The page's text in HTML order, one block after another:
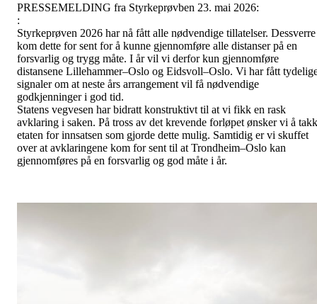
PRESSEMELDING fra Styrkeprøvben 23. mai 2026:
:
Styrkeprøven 2026 har nå fått alle nødvendige tillatelser. Dessverre
kom dette for sent for å kunne gjennomføre alle distanser på en
forsvarlig og trygg måte. I år vil vi derfor kun gjennomføre
distansene Lillehammer–Oslo og Eidsvoll–Oslo. Vi har fått
signaler om at neste års arrangement vil få nødvendige
godkjenninger i god tid.
Statens vegvesen har bidratt konstruktivt til at vi fikk en rask
avklaring i saken. På tross av det krevende forløpet ønsker vi å
etaten for innsatsen som gjorde dette mulig. Samtidig er vi skuffet
over at avklaringene kom for sent til at Trondheim–Oslo kan
gjennomføres på en forsvarlig og god måte i år.